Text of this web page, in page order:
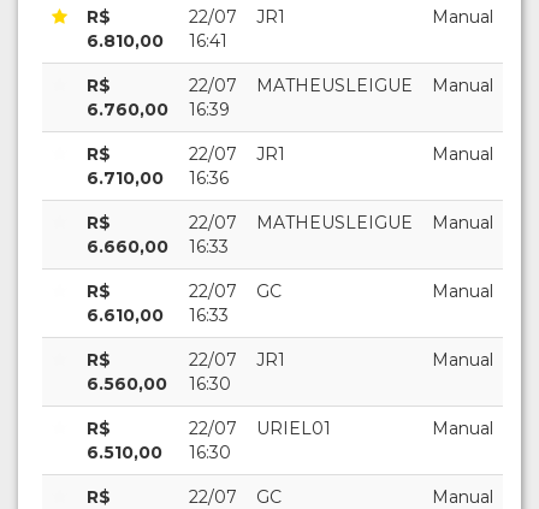
R$
6.810,00
22/07
16:41
JR1 Manual
R$
6.760,00
22/07
16:39
MATHEUSLEIGUE Manual
R$
6.710,00
22/07
16:36
JR1 Manual
R$
6.660,00
22/07
16:33
MATHEUSLEIGUE Manual
R$
6.610,00
22/07
16:33
GC Manual
R$
6.560,00
22/07
16:30
JR1 Manual
R$
6.510,00
22/07
16:30
URIEL01 Manual
R$
22/07
GC Manual